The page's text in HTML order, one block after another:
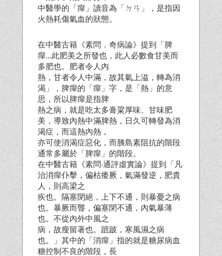
中醫學的「癉」讀音為「ㄉㄢ」，是指因
火熱耗傷氣血的狀態。
在中醫古籍《素問．奇病論》提到「脾
癉...此肥美之所發也，此人必數食甘美而
多肥也。肥者令人內
熱，甘者令人中滿，故其氣上溢，轉為消
渴」，脾癉的「癉」字，是「熱」的意
思，所以脾癉是指脾
熱之病，就是吃太多膏粱厚味、甘味肥
美，導致內熱中滿脾熱，日久可轉發為消
渴症，而這熱內熱，
亦可使消渴症惡化，而胰島素阻抗的階段
通常多屬於「脾癉」的階段。
在中醫古籍《素問‧通評虛實論》提到「凡
治消癉仆擊，偏枯痿厥，氣滿發逆，肥貴
人，則高梁之
疾也。隔塞閉絕，上下不通，則暴憂之病
也。暴厥而聾，偏塞閉不通，內氣暴薄
也。不從內外中風之
病，故瘦留著也。蹠跛，寒風濕之病
也。」其中的「消癉」指的就是糖尿病血
糖控制不良的階段，長